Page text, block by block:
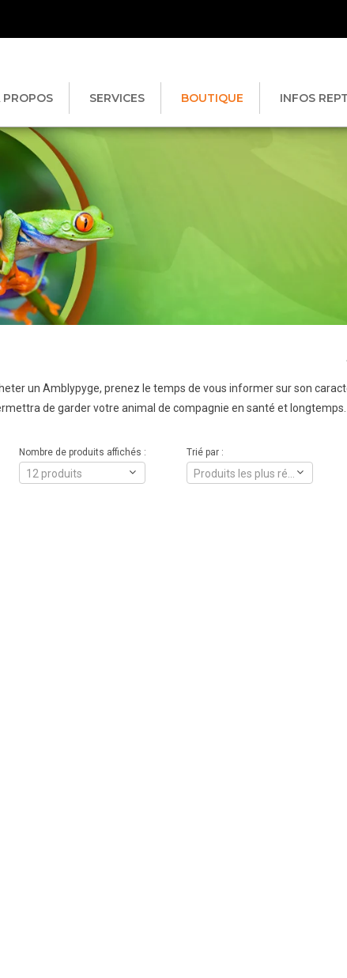
PROPOS SERVICES BOUTIQUE INFOS
un Amblypyge, prenez le temps de vous informer sur son
de garder votre animal de compagnie en santé et longtemps.
Trié par :
Nombre de produits affichés :
12 produits